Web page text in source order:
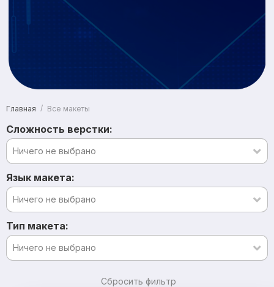
Главная / Все макеты
Сложность верстки:
Ничего не выбрано
Язык макета:
Ничего не выбрано
Тип макета:
Ничего не выбрано
Сбросить фильтр